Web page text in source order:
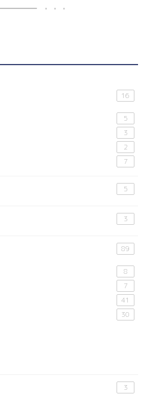
16
5
3
2
7
5
3
89
8
7
41
30
3